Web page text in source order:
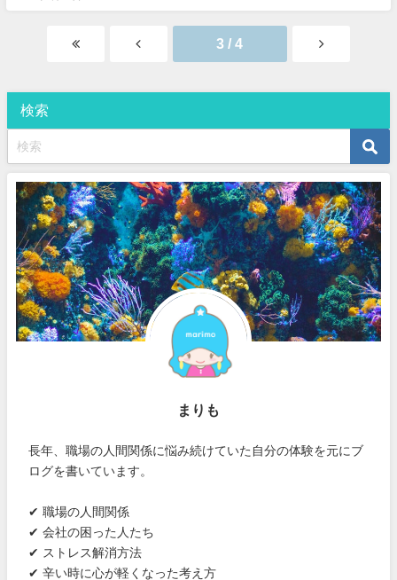
3 / 4
検索
まりも
長年、職場の人間関係に悩み続けていた自分の体験を元にブ
ログを書いています。
✔ 職場の人間関係
✔ 会社の困った人たち
✔ ストレス解消方法
✔ 辛い時に心が軽くなった考え方